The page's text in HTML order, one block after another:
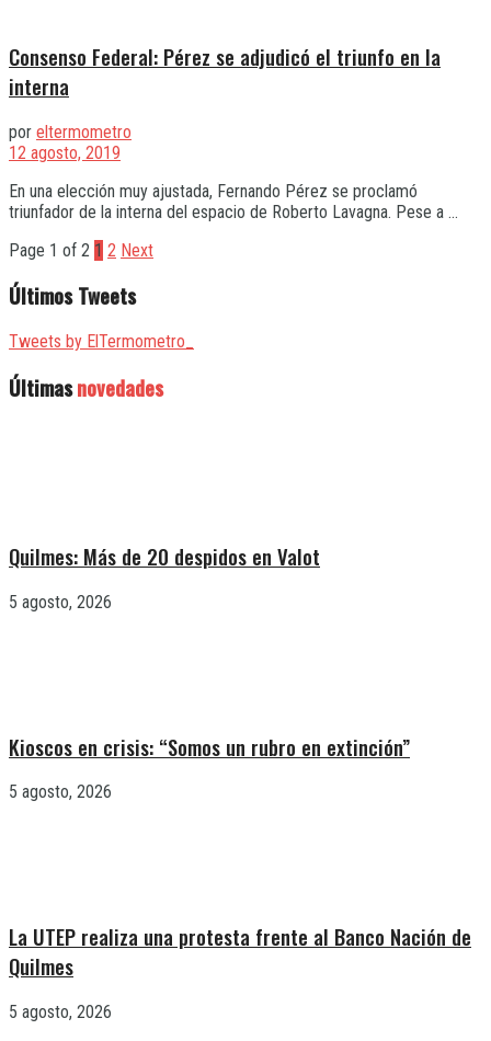
Consenso Federal: Pérez se adjudicó el triunfo en la
interna
por eltermometro
12 agosto, 2019
En una elección muy ajustada, Fernando Pérez se proclamó
triunfador de la interna del espacio de Roberto Lavagna. Pese a ...
Page 1 of 2 1 2 Next
Últimos Tweets
Tweets by ElTermometro_
Últimasnovedades
Quilmes: Más de 20 despidos en Valot
5 agosto, 2026
Kioscos en crisis: “Somos un rubro en extinción”
5 agosto, 2026
La UTEP realiza una protesta frente al Banco Nación de
Quilmes
5 agosto, 2026